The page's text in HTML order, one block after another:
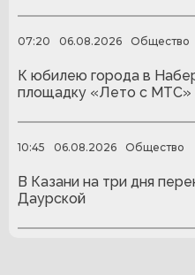
07:20 06.08.2026 Общество
К юбилею города в
площадку «Лето с МТС»
10:45 06.08.2026 Общество
В Казани на три дня
Даурской